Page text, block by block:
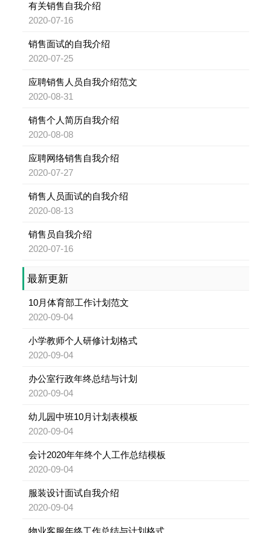
有关销售自我介绍
2020-07-16
销售面试的自我介绍
2020-07-25
应聘销售人员自我介绍范文
2020-08-31
销售个人简历自我介绍
2020-08-08
应聘网络销售自我介绍
2020-07-27
销售人员面试的自我介绍
2020-08-13
销售员自我介绍
2020-07-16
最新更新
10月体育部工作计划范文
2020-09-04
小学教师个人研修计划格式
2020-09-04
办公室行政年终总结与计划
2020-09-04
幼儿园中班10月计划表模板
2020-09-04
会计2020年年终个人工作总结模板
2020-09-04
服装设计面试自我介绍
2020-09-04
物业客服年终工作总结与计划格式